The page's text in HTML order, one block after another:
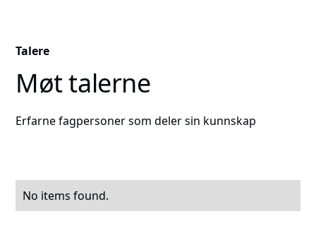
Talere
Møt talerne
Erfarne fagpersoner som deler sin kunnskap
No items found.